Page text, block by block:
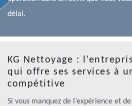
délai.
KG Nettoyage :
qui offre ses services à
compétitive
Si vous manquez de l’expérience et